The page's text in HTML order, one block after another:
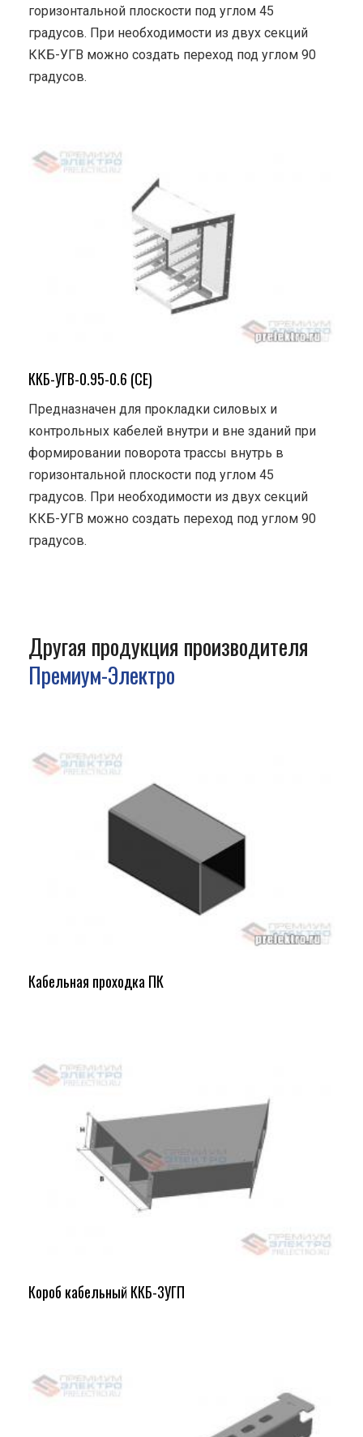
горизонтальной плоскости под углом 45
градусов. При необходимости из двух секций
ККБ-УГВ можно создать переход под углом 90
градусов.
ККБ-УГВ-0.95-0.6 (СЕ)
Предназначен для прокладки силовых и
контрольных кабелей внутри и вне зданий при
формировании поворота трассы внутрь в
горизонтальной плоскости под углом 45
градусов. При необходимости из двух секций
ККБ-УГВ можно создать переход под углом 90
градусов.
Другая продукция производителя
Премиум-Электро
Кабельная проходка ПК
Короб кабельный ККБ-3УГП